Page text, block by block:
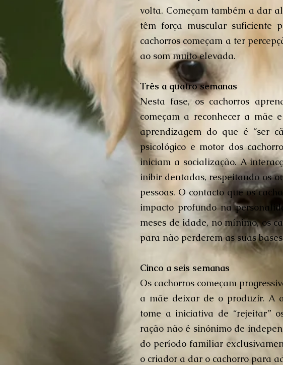
volta. Começam também a dar
têm força muscular suficiente
cachorros começam a ter
ao som muito elevada.
Três a quatro semanas
Nesta fase, os cachorros
começam a reconhecer a mãe
aprendizagem do que é “ser
psicológico e motor dos
iniciam a socialização. A
inibir dentadas, respeitando os
pessoas. O contacto que os
impacto profundo na
meses de idade, no mínimo, os
para não perderem as suas
Cinco a seis semanas
Os cachorros começam
a mãe deixar de o produzir. A
tome a iniciativa de “rejeitar”
ração não é sinónimo de
do período familiar
o criador a dar o cachorro para